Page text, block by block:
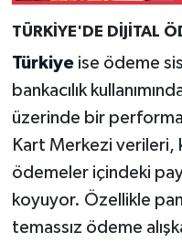
TÜRKİYE'DE DİJİTAL
Türkiyeise ödeme
bankacılık
üzerinde bir
Kart Merkezi verileri,
ödemeler içindeki
koyuyor. Özellikle
temassız ödeme